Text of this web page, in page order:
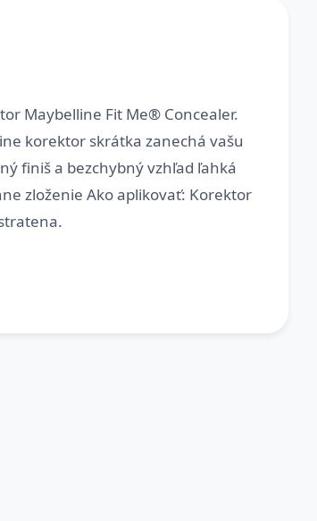
Maybelline Fit Me® Concealer.
korektor skrátka zanechá vašu
finiš a bezchybný vzhľad ľahká
zloženie Ako aplikovať: Korektor